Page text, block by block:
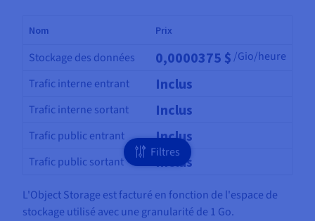
Filtres
Nom Prix
Stockage des données 0,0000375 $ /Gio/heure
Trafic interne entrant
Inclus
Trafic interne sortant Inclus
Trafic public entrant Inclus
Trafic public sortant Inclus
L'Object Storage est facturé en fonction de l'espace de
stockage utilisé avec une granularité de 1 Go.